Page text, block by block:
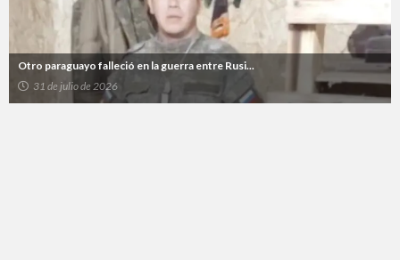
Otro paraguayo falleció en la guerra entre Rusi...
31 de julio de 2026